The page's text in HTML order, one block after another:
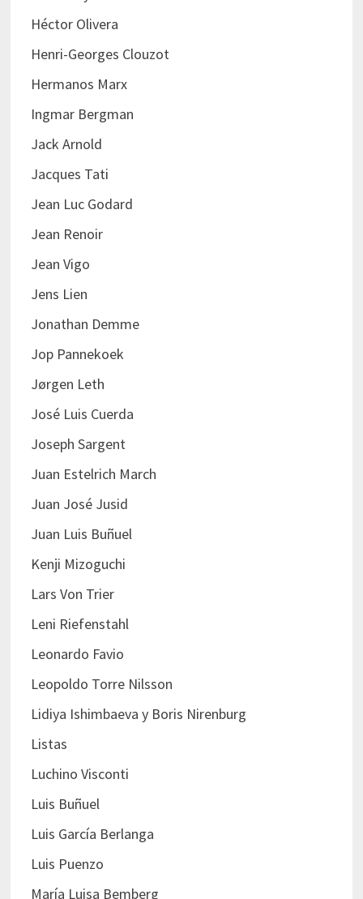
Héctor Olivera
Henri-Georges Clouzot
Hermanos Marx
Ingmar Bergman
Jack Arnold
Jacques Tati
Jean Luc Godard
Jean Renoir
Jean Vigo
Jens Lien
Jonathan Demme
Jop Pannekoek
Jørgen Leth
José Luis Cuerda
Joseph Sargent
Juan Estelrich March
Juan José Jusid
Juan Luis Buñuel
Kenji Mizoguchi
Lars Von Trier
Leni Riefenstahl
Leonardo Favio
Leopoldo Torre Nilsson
Lidiya Ishimbaeva y Boris Nirenburg
Listas
Luchino Visconti
Luis Buñuel
Luis García Berlanga
Luis Puenzo
María Luisa Bemberg